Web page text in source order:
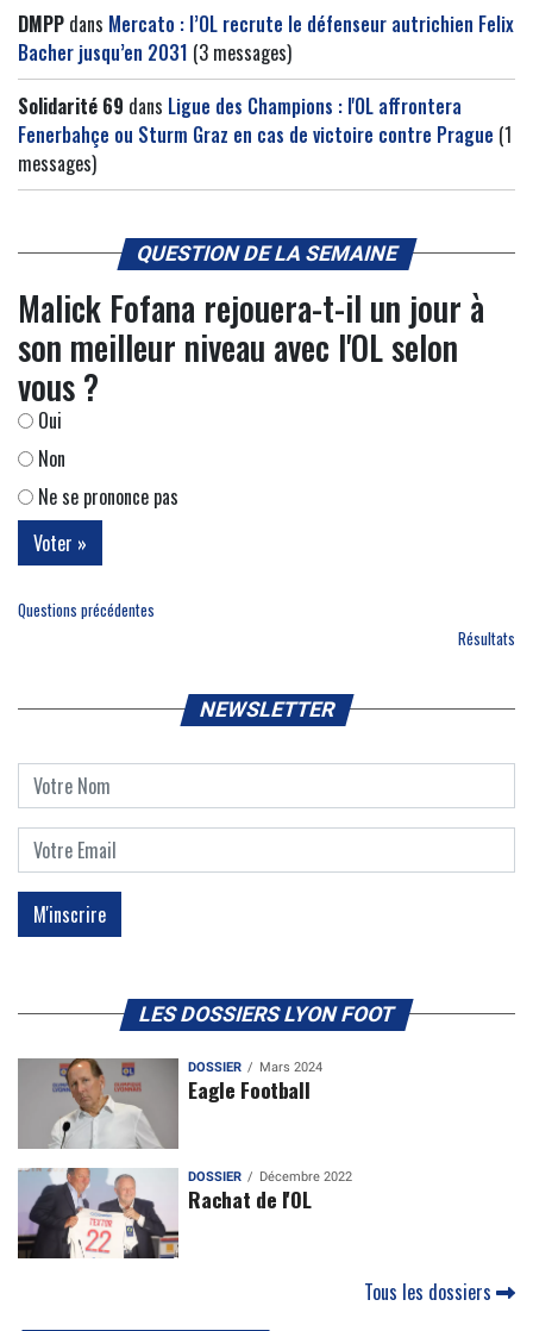
DMPP dans Mercato : l’OL recrute le défenseur autrichien Felix
Bacher jusqu’en 2031 (3 messages)
Solidarité 69 dans Ligue des Champions : l'OL affrontera
Fenerbahçe ou Sturm Graz en cas de victoire contre Prague (1
messages)
QUESTION DE LA SEMAINE
Malick Fofana rejouera-t-il un jour à
son meilleur niveau avec l'OL selon
vous ?
Oui
Non
Ne se prononce pas
Questions précédentes
Résultats
NEWSLETTER
LES DOSSIERS LYON FOOT
DOSSIER Mars 2024
Eagle Football
DOSSIER Décembre 2022
Rachat de l'OL
Tous les dossiers